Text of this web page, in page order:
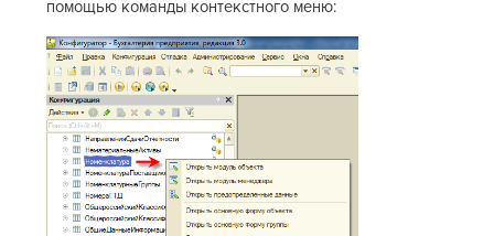
помощью команды контекстного меню: